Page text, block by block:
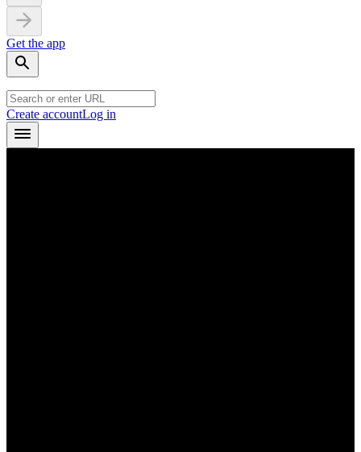
Get the app
Create accountLog in